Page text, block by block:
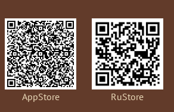
AppStore
RuStore